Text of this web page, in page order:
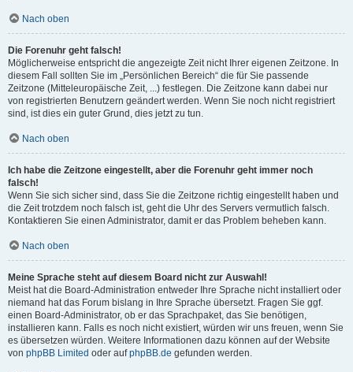
Nach oben
Die Forenuhr geht falsch!
Möglicherweise entspricht die angezeigte Zeit nicht Ihrer eigenen Zeitzone. In
diesem Fall sollten Sie im „Persönlichen Bereich“ die für Sie passende
Zeitzone (Mitteleuropäische Zeit, ...) festlegen. Die Zeitzone kann dabei nur
von registrierten Benutzern geändert werden. Wenn Sie noch nicht registriert
sind, ist dies ein guter Grund, dies jetzt zu tun.
Nach oben
Ich habe die Zeitzone eingestellt, aber die Forenuhr geht immer noch
falsch!
Wenn Sie sich sicher sind, dass Sie die Zeitzone richtig eingestellt haben und
die Zeit trotzdem noch falsch ist, geht die Uhr des Servers vermutlich falsch.
Kontaktieren Sie einen Administrator, damit er das Problem beheben kann.
Nach oben
Meine Sprache steht auf diesem Board nicht zur Auswahl!
Meist hat die Board-Administration entweder Ihre Sprache nicht installiert oder
niemand hat das Forum bislang in Ihre Sprache übersetzt. Fragen Sie ggf.
einen Board-Administrator, ob er das Sprachpaket, das Sie benötigen,
installieren kann. Falls es noch nicht existiert, würden wir uns freuen, wenn Sie
es übersetzen würden. Weitere Informationen dazu können auf der Website
von phpBB Limited oder aufphpBB.de gefunden werden.